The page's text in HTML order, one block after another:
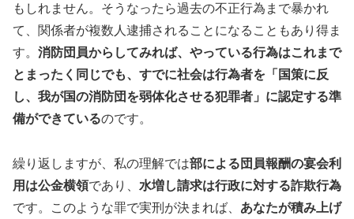
もしれません。そうなったら過去の不正行為まで暴かれ
て、関係者が複数人逮捕されることになることもあり得ま
す。 消防団員からしてみれば、やっている行為はこれまで
とまったく同じでも、すでに社会は行為者を「国策に反
し、我が国の消防団を弱体化させる犯罪者」に認定する準
備ができているのです。
繰り返しますが、私の理解では部による団員報酬の宴会利
用は公金横領であり、 水増し請求は行政に対する詐欺行為
です。このような罪で実刑が決まれば、 あなたが積み上げ